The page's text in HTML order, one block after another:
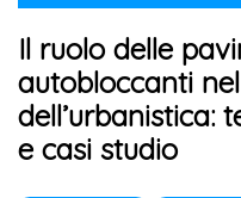
Il ruolo delle
autobloccanti
dell’urbanistica:
e casi studio